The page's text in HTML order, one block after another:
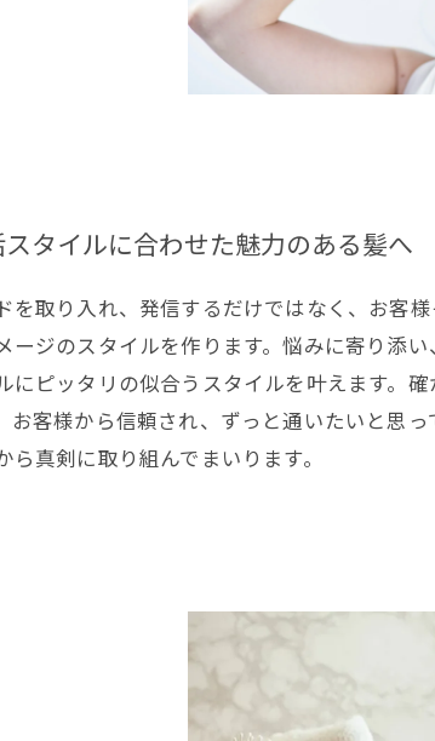
スタイルに合わせた魅力のある髪へ
を取り入れ、発信するだけではなく、お客
ージのスタイルを作ります。悩みに寄り添
にピッタリの似合うスタイルを叶えます。
お客様から信頼され、ずっと通いたいと思
ら真剣に取り組んでまいります。